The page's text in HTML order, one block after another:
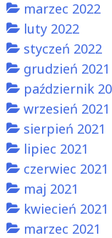
marzec 2022
luty 2022
styczeń 2022
grudzień 2021
październik
wrzesień 2021
sierpień 2021
lipiec 2021
czerwiec 2021
maj 2021
kwiecień 2021
marzec 2021